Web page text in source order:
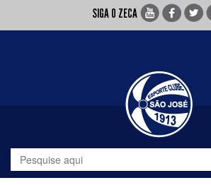
SIGA O ZECA